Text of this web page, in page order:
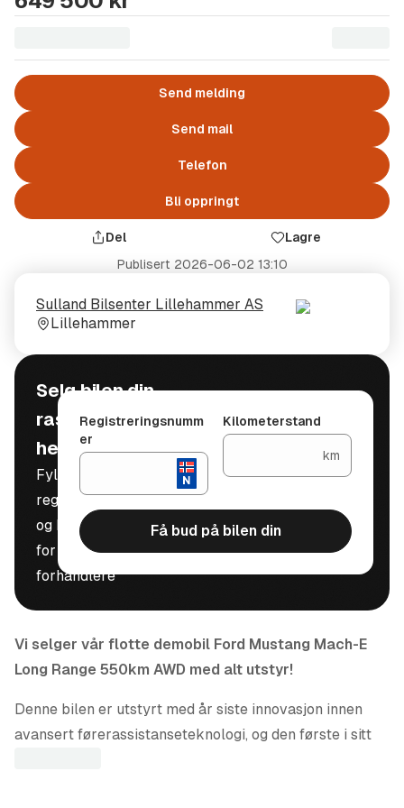
Send melding
Send mail
Telefon
Bli oppringt
Del
Lagre
Publisert 2026-06-02 13:10
Selger
Sulland Bilsenter Lillehammer AS
Selgerens
plass
Lillehammer
Selg bilen din
raskt, trygt og
helt gratis
Fyll inn
registreringsnummer
og kilometerstand
for å motta bud fra
forhandlere
Registreringsnumm
er
Kilometerstand
km
Få bud på bilen din
Vi selger vår flotte demobil Ford Mustang Mach-E
Long Range 550km AWD med alt utstyr!
Denne bilen er utstyrt med år siste innovasjon innen
avansert førerassistanseteknologi, og den første i sitt